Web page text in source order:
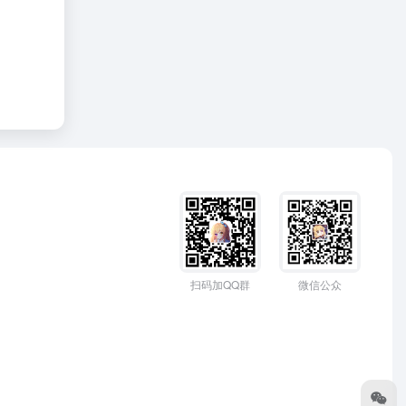
扫码加QQ群 微信公众